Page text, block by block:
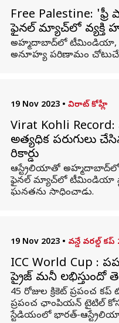
Free Palestine:
ఫైనల్ మ్యాచ్‌లో వ్యక్తి
అహ్మదాబాద్‌లో టీమిండియా,
అనూహ్య పరిణామం
19 Nov 2023 • విరాట్ కోహ్లీ
Virat Kohli
అత్యధిక పరుగులు
రికార్డు
ఆస్ట్రేలియాతో అహ్మదాబాద్‌లో
ఫైనల్ మ్యాచ్‌లో టీమిండియా
ఘనతను సాధించాడు.
19 Nov 2023 • వన్డే వరల్డ్ కప్
ICC World Cup :
ప్రైజ్ మనీ లభిస్తుందో
45 రోజుల క్రికెట్ ప్రపంచ
ప్రపంచ ఛాంపియన్ టైటిల్
స్టేడియంలో భారత్-